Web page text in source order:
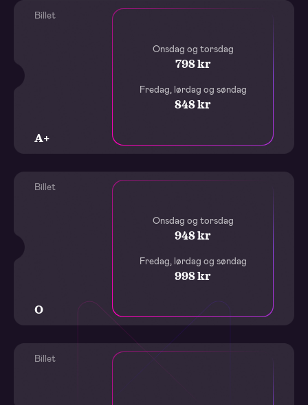
Billet
A+
Onsdag og torsdag
798 kr
Fredag, lørdag og søndag
848 kr
Billet
O
Onsdag og torsdag
948 kr
Fredag, lørdag og søndag
998 kr
Billet